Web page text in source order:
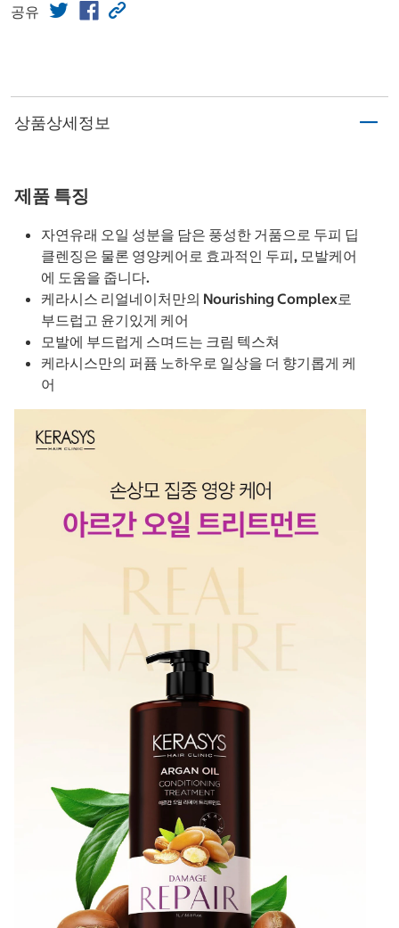
공유
상품상세정보
제품 특징
자연유래 오일 성분을 담은 풍성한 거품으로 두피 딥
클렌징은 물론 영양케어로 효과적인 두피, 모발케어
에 도움을 줍니다.
케라시스 리얼네이처만의 Nourishing Complex로
부드럽고 윤기있게 케어
모발에 부드럽게 스며드는 크림 텍스쳐
케라시스만의 퍼퓸 노하우로 일상을 더 향기롭게 케
어